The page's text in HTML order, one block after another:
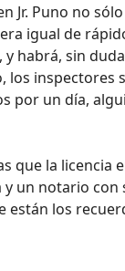
Jr. Puno no
igual de
habrá, sin
por un día,
que la
un notario
están los